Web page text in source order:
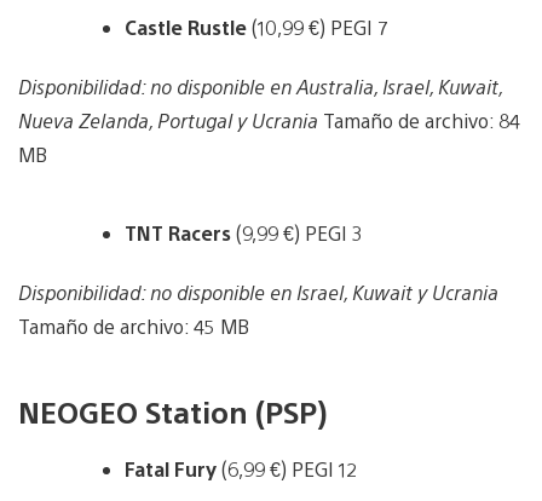
Castle Rustle(10,99 €) PEGI 7
Disponibilidad: no disponible en Australia, Israel, Kuwait,
Nueva Zelanda, Portugal y Ucrania Tamaño de archivo: 84
MB
TNT Racers(9,99 €) PEGI 3
Disponibilidad: no disponible en Israel, Kuwait y Ucrania
Tamaño de archivo: 45 MB
NEOGEO Station (PSP)
Fatal Fury(6,99 €) PEGI 12